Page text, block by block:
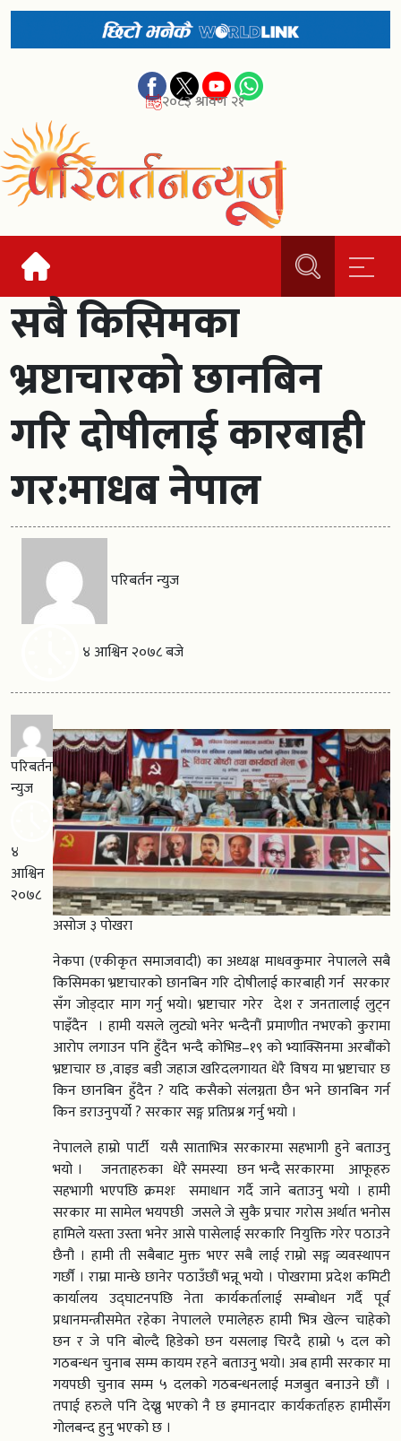
२०८३ श्रावण २१
सबै किसिमका
भ्रष्टाचारको छानबिन
गरि दोषीलाई कारबाही
गर:माधब नेपाल
परिबर्तन न्युज
४ आश्विन २०७८ बजे
परिबर्तन
न्युज
४
आश्विन
२०७८
असोज ३ पाेखरा
नेकपा (एकीकृत समाजवादी) का अध्यक्ष माधवकुमार नेपालले सबै
किसिमका भ्रष्टाचारको छानबिन गरि दोषीलाई कारबाही गर्न सरकार
सँग जोड्दार माग गर्नु भयो। भ्रष्टाचार गरेर देश र जनतालाई लुट्न
पाइँदैन । हामी यसले लुट्यो भनेर भन्दैनौं प्रमाणीत नभएको कुरामा
आरोप लगाउन पनि हुँदैन भन्दै कोभिड–१९ को भ्याक्सिनमा अरबौंको
भ्रष्टाचार छ ,वाइड बडी जहाज खरिदलगायत धेरै विषय मा भ्रष्टाचार छ
किन छानबिन हुँदैन ? यदि कसैको संलग्नता छैन भने छानबिन गर्न
किन डराउनुपर्यो ? सरकार सङ्ग प्रतिप्रश्न गर्नु भयो ।
नेपालले हाम्रो पार्टी यसै साताभित्र सरकारमा सहभागी हुने बताउनु
भयो । जनताहरुका धेरै समस्या छन भन्दै सरकारमा आफूहरु
सहभागी भएपछि क्रमशः समाधान गर्दै जाने बताउनु भयो । हामी
सरकार मा सामेल भयपछी जसले जे सुकै प्रचार गरोस अर्थात भनोस
हामिले यस्ता उस्ता भनेर आसे पासेलाई सरकारि नियुक्ति गरेर पठाउने
छैनौ । हामी ती सबैबाट मुक्त भएर सबै लाई राम्रो सङ्ग व्यवस्थापन
गर्छौं । राम्रा मान्छे छानेर पठाउँछौं भन्नू भयो । पोखरामा प्रदेश कमिटी
कार्यालय उद्घाटनपछि नेता कार्यकर्तालाई सम्बोधन गर्दै पूर्व
प्रधानमन्त्रीसमेत रहेका नेपालले एमालेहरु हामी भित्र खेल्न चाहेको
छन र जे पनि बोल्दै हिडेको छन यसलाइ चिरदै हाम्रो ५ दल को
गठबन्धन चुनाब सम्म कायम रहने बताउनु भयो। अब हामी सरकार मा
गयपछी चुनाव सम्म ५ दलको गठबन्धनलाई मजबुत बनाउने छौं ।
तपाई हरुले पनि देख्नु भएको नै छ इमानदार कार्यकर्ताहरु हामीसँग
गोलबन्द हुनु भएको छ ।